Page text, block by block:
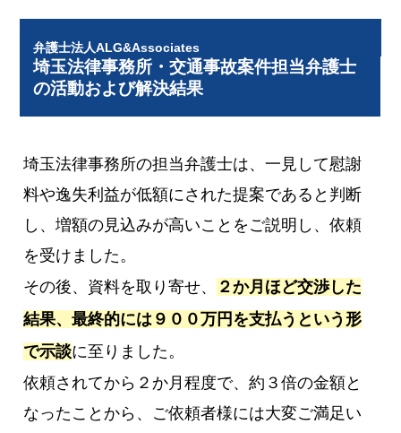
弁護士法人ALG&Associates
埼玉法律事務所・交通事故案件担当弁護士
の活動および解決結果
埼玉法律事務所の担当弁護士は、一見して慰謝
料や逸失利益が低額にされた提案であると判断
し、増額の見込みが高いことをご説明し、依頼
を受けました。
その後、資料を取り寄せ、
２か月ほど交渉した
結果、最終的には９００万円を支払うという形
で示談に至りました。
依頼されてから２か月程度で、約３倍の金額と
なったことから、ご依頼者様には大変ご満足い